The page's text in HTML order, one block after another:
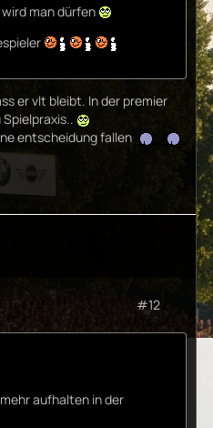
man dürfen
er vlt bleibt. In der premier
entscheidung fallen
#12
aufhalten in der